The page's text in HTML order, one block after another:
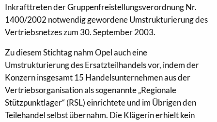
Inkrafttreten der Gruppenfreistellungsverordnung Nr.
1400/2002 notwendig gewordene Umstrukturierung des
Vertriebsnetzes zum 30. September 2003.
Zu diesem Stichtag nahm Opel auch eine
Umstrukturierung des Ersatzteilhandels vor, indem der
Konzern insgesamt 15 Handelsunternehmen aus der
Vertriebsorganisation als sogenannte „Regionale
Stützpunktlager“ (RSL) einrichtete und im Übrigen den
Teilehandel selbst übernahm. Die Klägerin erhielt kein